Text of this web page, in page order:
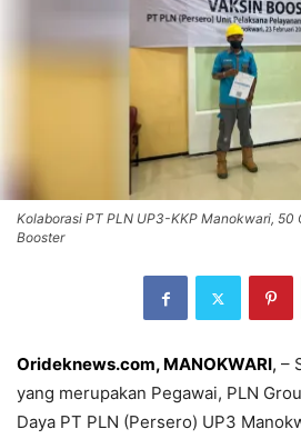
Kolaborasi PT PLN UP3-KKP Manokwari, 50
Booster
Orideknews.com, MANOKWARI, –
yang merupakan Pegawai, PLN
Daya PT PLN (Persero) UP3